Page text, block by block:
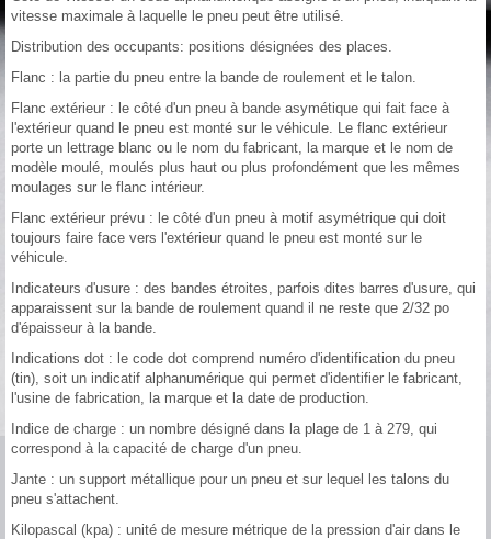
vitesse maximale à laquelle le pneu peut être utilisé.
Distribution des occupants: positions désignées des places.
Flanc : la partie du pneu entre la bande de roulement et le talon.
Flanc extérieur : le côté d'un pneu à bande asymétique qui fait face à
l'extérieur quand le pneu est monté sur le véhicule. Le flanc extérieur
porte un lettrage blanc ou le nom du fabricant, la marque et le nom de
modèle moulé, moulés plus haut ou plus profondément que les mêmes
moulages sur le flanc intérieur.
Flanc extérieur prévu : le côté d'un pneu à motif asymétrique qui doit
toujours faire face vers l'extérieur quand le pneu est monté sur le
véhicule.
Indicateurs d'usure : des bandes étroites, parfois dites barres d'usure, qui
apparaissent sur la bande de roulement quand il ne reste que 2/32 po
d'épaisseur à la bande.
Indications dot : le code dot comprend numéro d'identification du pneu
(tin), soit un indicatif alphanumérique qui permet d'identifier le fabricant,
l'usine de fabrication, la marque et la date de production.
Indice de charge : un nombre désigné dans la plage de 1 à 279, qui
correspond à la capacité de charge d'un pneu.
Jante : un support métallique pour un pneu et sur lequel les talons du
pneu s'attachent.
Kilopascal (kpa) : unité de mesure métrique de la pression d'air dans le